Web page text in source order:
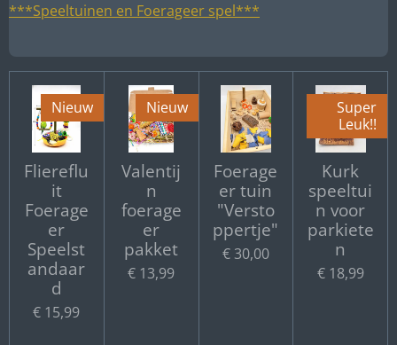
***Speeltuinen en Foerageer spel***
Nieuw
Fliereflu
it
Foerage
er
Speelst
andaar
d
€ 15,99
Nieuw
Valentij
n
foerage
er
pakket
€ 13,99
Foerage
er tuin
"Versto
ppertje"
€ 30,00
Super
Leuk!!
Kurk
speeltui
n voor
parkiete
n
€ 18,99